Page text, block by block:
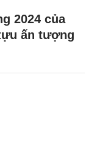
2024 của
ấn tượng